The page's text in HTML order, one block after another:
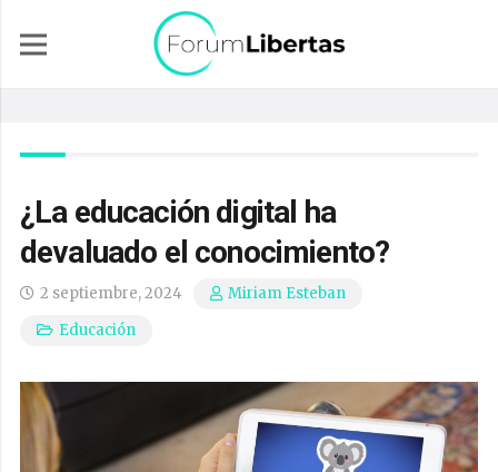
¿La educación digital ha
devaluado el conocimiento?
2 septiembre, 2024
Miriam Esteban
Educación